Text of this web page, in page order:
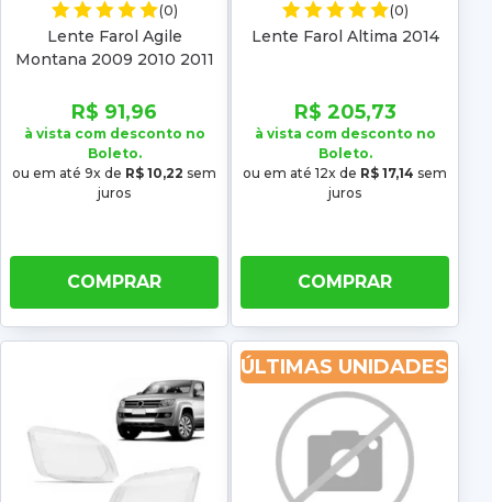
(0)
Lente Farol Agile
Montana 2009 2010 2011
R$ 91,96
à vista com desconto no
Boleto.
ou em até 9x de R$ 10,22 sem
juros
COMPRAR
(0)
Lente Farol Altima 2014
R$ 205,73
à vista com desconto no
Boleto.
ou em até 12x de R$ 17,14 sem
juros
COMPRAR
ÚLTIMAS UNIDADES